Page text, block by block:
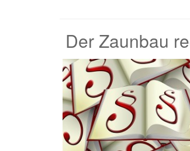
Der Zaunbau